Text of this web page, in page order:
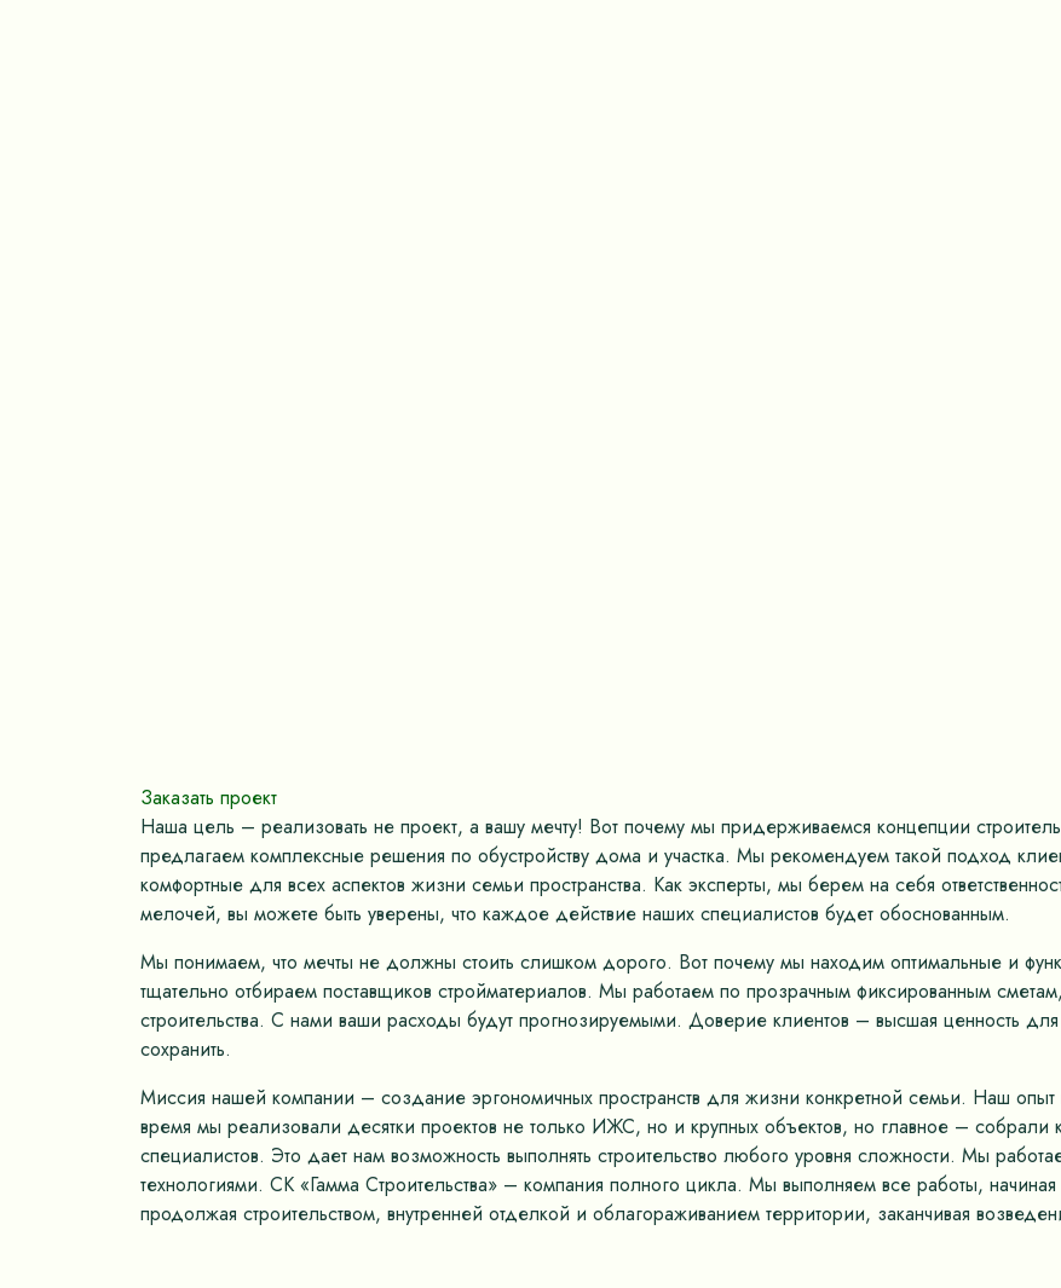
Заказать проект
Наша цель – реализовать не проект, а вашу мечту! Вот почему мы придерживаемся концепции
предлагаем комплексные решения по обустройству дома и участка. Мы рекомендуем такой подход
комфортные для всех аспектов жизни семьи пространства. Как эксперты, мы берем на себя
мелочей, вы можете быть уверены, что каждое действие наших специалистов будет обоснованным.
Мы понимаем, что мечты не должны стоить слишком дорого. Вот почему мы находим оптимальные и
тщательно отбираем поставщиков стройматериалов. Мы работаем по прозрачным фиксированным
строительства. С нами ваши расходы будут прогнозируемыми. Доверие клиентов – высшая ценность
сохранить.
Миссия нашей компании – создание эргономичных пространств для жизни конкретной семьи. Наш опыт
время мы реализовали десятки проектов не только ИЖС, но и крупных объектов, но главное – собрали
специалистов. Это дает нам возможность выполнять строительство любого уровня сложности. Мы
технологиями. СК «Гамма Строительства» – компания полного цикла. Мы выполняем все работы,
продолжая строительством, внутренней отделкой и облагораживанием территории, заканчивая